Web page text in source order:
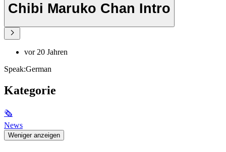
Chibi Maruko Chan Intro
vor 20 Jahren
Speak:German
Kategorie
🗞
News
Weniger anzeigen